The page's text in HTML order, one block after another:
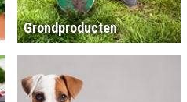
Grondproducten